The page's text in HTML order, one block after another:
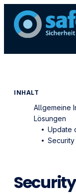
INHALT
Allgemeine
Lösungen
Update